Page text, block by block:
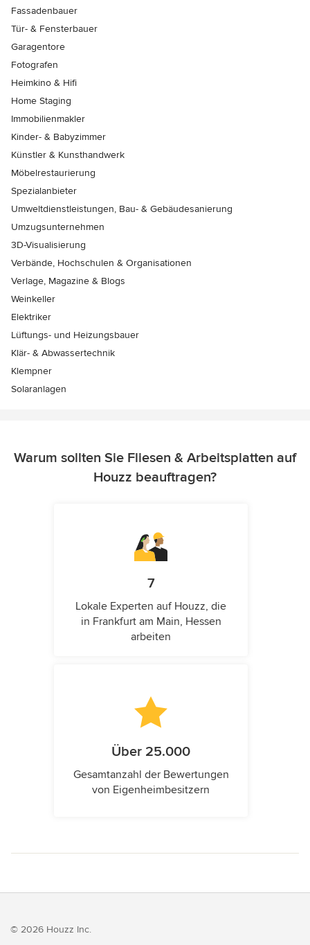
Fassadenbauer
Tür- & Fensterbauer
Garagentore
Fotografen
Heimkino & Hifi
Home Staging
Immobilienmakler
Kinder- & Babyzimmer
Künstler & Kunsthandwerk
Möbelrestaurierung
Spezialanbieter
Umweltdienstleistungen, Bau- & Gebäudesanierung
Umzugsunternehmen
3D-Visualisierung
Verbände, Hochschulen & Organisationen
Verlage, Magazine & Blogs
Weinkeller
Elektriker
Lüftungs- und Heizungsbauer
Klär- & Abwassertechnik
Klempner
Solaranlagen
Warum sollten Sie Fliesen & Arbeitsplatten auf
Houzz beauftragen?
7
Lokale Experten auf Houzz, die
in Frankfurt am Main, Hessen
arbeiten
Über 25.000
Gesamtanzahl der Bewertungen
von Eigenheimbesitzern
© 2026 Houzz Inc.